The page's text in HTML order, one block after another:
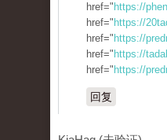
href=" https://
href=" https://
href=" https://
href=" https://
href=" https://
回复